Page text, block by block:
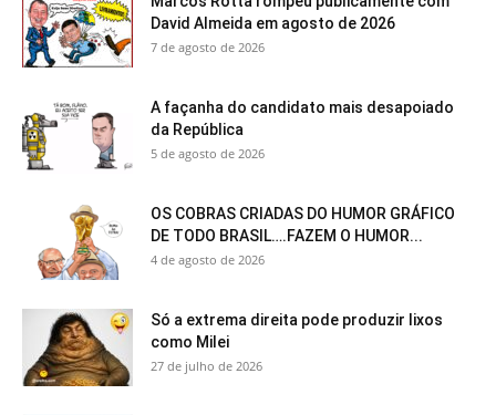
David Almeida em agosto de 2026
7 de agosto de 2026
A façanha do candidato mais desapoiado
da República
5 de agosto de 2026
OS COBRAS CRIADAS DO HUMOR GRÁFICO
DE TODO BRASIL….FAZEM O HUMOR...
4 de agosto de 2026
Só a extrema direita pode produzir lixos
como Milei
27 de julho de 2026